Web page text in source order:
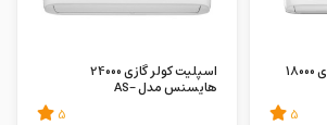
کولر گازی اسپلیت دیواری 18000
5
اسپلیت کولر گازی 24000
هایسنس مدل AS-
5